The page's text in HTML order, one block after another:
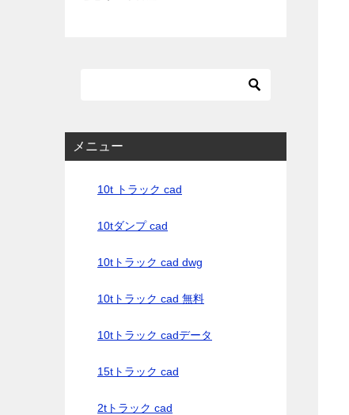
メニュー
10t トラック cad
10tダンプ cad
10tトラック cad dwg
10tトラック cad 無料
10tトラック cadデータ
15tトラック cad
2tトラック cad